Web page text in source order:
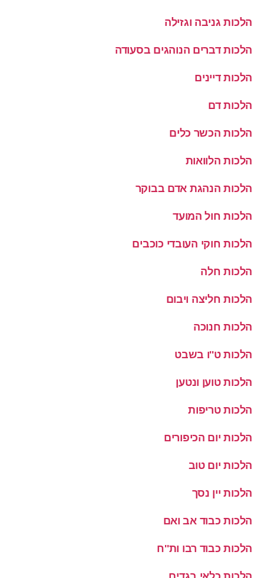
הלכות גניבה וגזילה
הלכות דברים הנוהגים בסעודה
הלכות דיינים
הלכות דם
הלכות הכשר כלים
הלכות הלוואות
הלכות הנהגת אדם בבוקר
הלכות חול המועד
הלכות חוקי העובדי כוכבים
הלכות חלה
הלכות חליצה ויבום
הלכות חנוכה
הלכות ט''ו בשבט
הלכות טוען ונטען
הלכות טריפות
הלכות יום הכיפורים
הלכות יום טוב
הלכות יין נסך
הלכות כבוד אב ואם
הלכות כבוד רבו ות''ח